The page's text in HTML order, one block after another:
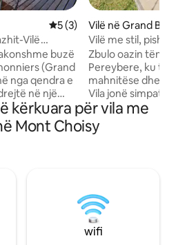
Vlerësimi mesatar 5 nga
5 (3)
Vilë
buzë
(Grand
nga qendra e
të shkretë,
oqeani, 5
unike
sipas
yje. Ideale për
Vilë në Grand Baie
Vilë me stil,
barbekju në
Zbulo oazin tënd
Pereybere, ku të
mahnitëse dhe
Vila jonë
përsosur të
ideale për
kërkojnë një
presim të të
dërgo një
dhe krijo kujtime të qëndrueshme në
këtë parajsë
kërkuara për vila me
Mont Choisy
wifi